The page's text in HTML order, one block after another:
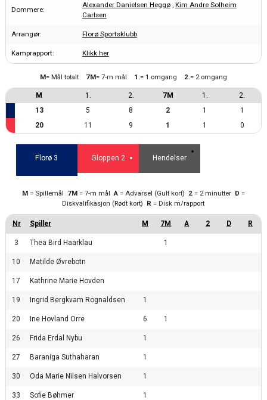
Dommere:
Alexander Danielsen Heggø, Kim Andre Solheim
Carlsen
Arrangør: Florø Sportsklubb
Kamprapport: Klikk her
M 1. 2. 7M 1. 2.
M= Mål totalt 7M= 7-m mål 1.= 1.omgang 2.= 2.omgang
13 5 8 2 1
1
20
11 9 1 1 0
Florø 3 Gloppen 2 Hendelser
3 Thea Bird Haarklau 1
10 Matilde Øvrebotn
17 Kathrine Marie Hovden
19 Ingrid Bergkvam Rognaldsen 1
20 Ine Hovland Orre 6 1
26 Frida Erdal Nybu 1
27 Baraniga Suthaharan 1
30 Oda Marie Nilsen Halvorsen 1
33 Sofie Bøhmer 1
M= Spillemål 7M= 7-m mål A= Advarsel (Gult kort) 2= 2 minutter D =
Diskvalifikasjon (Rødt kort) R = Disk m/rapport